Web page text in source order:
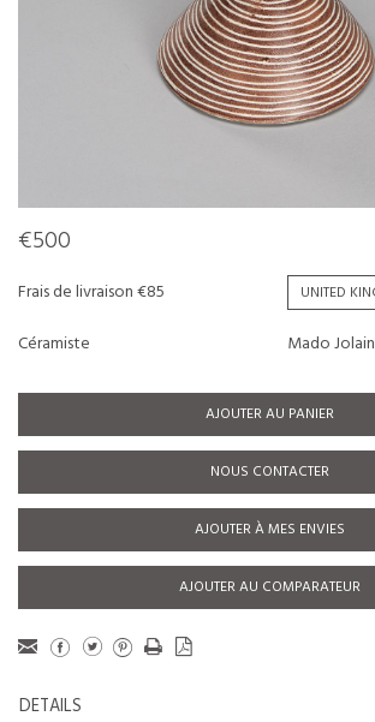
€500
Frais de livraison €85
Céramiste
Mado Jolain
AJOUTER AU PANIER
NOUS CONTACTER
AJOUTER À MES ENVIES
AJOUTER AU COMPARATEUR
DETAILS